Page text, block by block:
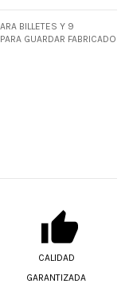
BILLETES Y 9
GUARDAR FABRICADO
CALIDAD
GARANTIZADA